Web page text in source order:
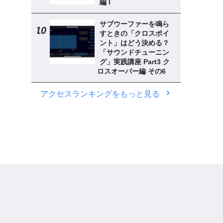
編 l
サブウーファーを鳴ら
すときの「クロスポイ
ント」はどう決める？
「サウンドチューニン
グ」実践講座 Part3 ク
ロスオーバー編 その6
アクセスランキングをもっと見る